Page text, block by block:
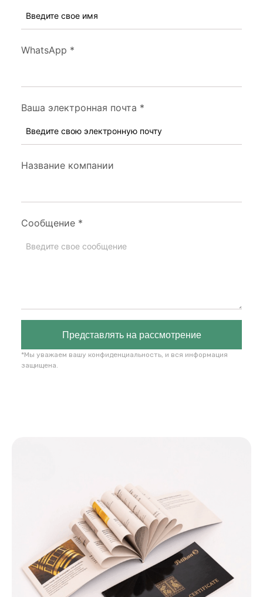
WhatsApp *
Ваша электронная почта *
Название компании
Сообщение *
Представлять на рассмотрение
*Мы уважаем вашу конфиденциальность, и вся информация
защищена.